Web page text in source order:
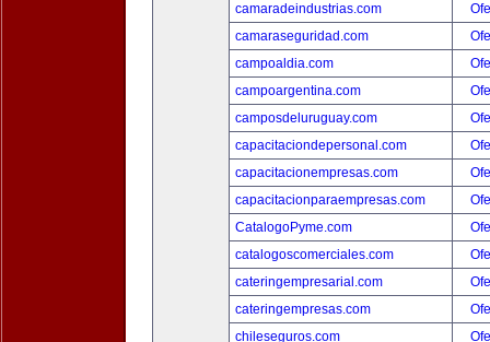
camaradeindustrias.com
camaraseguridad.com
campoaldia.com
campoargentina.com
camposdeluruguay.com
capacitaciondepersonal.com
capacitacionempresas.com
capacitacionparaempresas.com
CatalogoPyme.com
catalogoscomerciales.com
cateringempresarial.com
cateringempresas.com
chileseguros.com